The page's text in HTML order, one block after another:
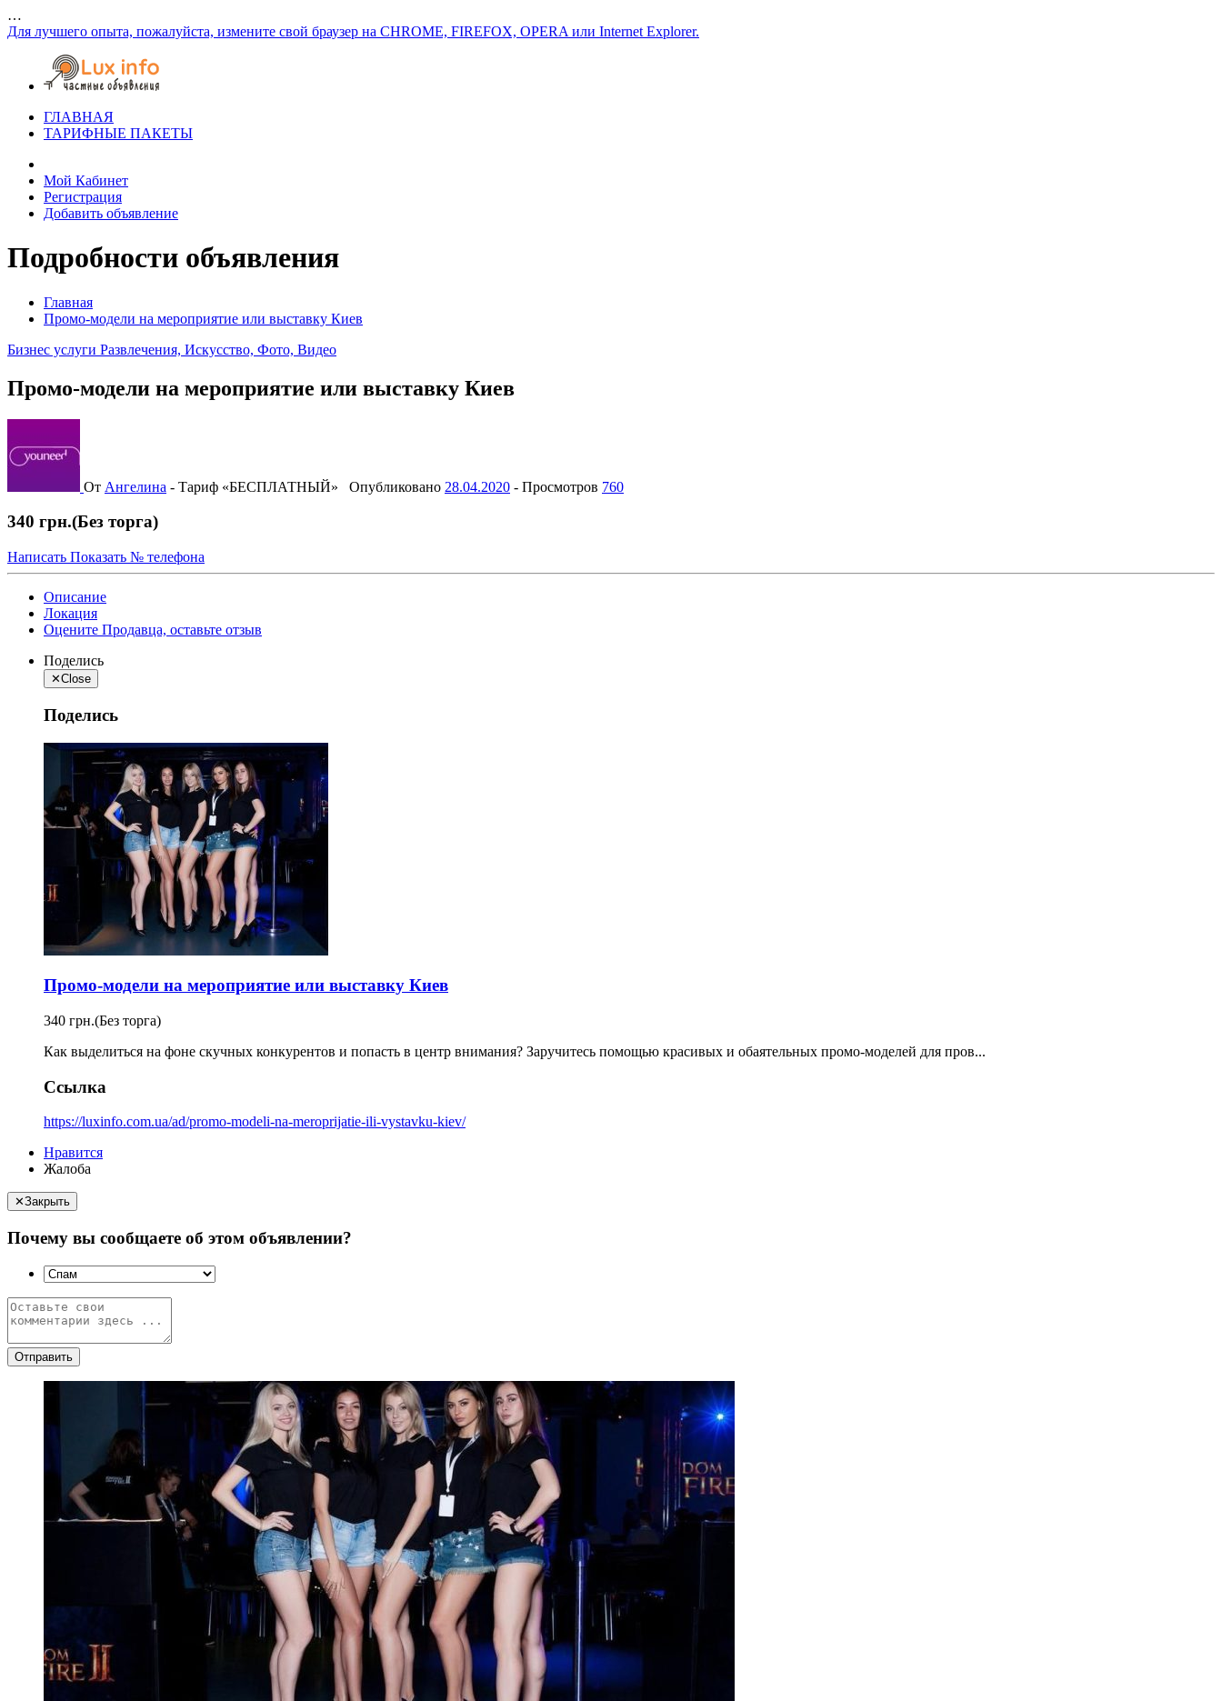
…
Для лучшего опыта, пожалуйста, измените свой браузер на CHROME, FIREFOX, OPERA или Internet Explorer.
ГЛАВНАЯ
ТАРИФНЫЕ ПАКЕТЫ
Мой Кабинет
Регистрация
Добавить объявление
Подробности объявления
Главная
Промо-модели на мероприятие или выставку Киев
Бизнес услуги Развлечения, Искусство, Фото, Видео
Промо-модели на мероприятие или выставку Киев
От Ангелина - Тариф «БЕСПЛАТНЫЙ» Опубликовано 28.04.2020 - Просмотров 760
340 грн.(Без торга)
Написать Показать № телефона
Описание
Локация
Оцените Продавца, оставьте отзыв
Поделись
✕Close
Поделись
Промо-модели на мероприятие или выставку Киев
340 грн.(Без торга)
Как выделиться на фоне скучных конкурентов и попасть в центр внимания? Заручитесь помощью красивых и обаятельных промо-моделей для пров...
Ссылка
https://luxinfo.com.ua/ad/promo-modeli-na-meroprijatie-ili-vystavku-kiev/
Нравится
Жалоба
✕Закрыть
Почему вы сообщаете об этом объявлении?
Отправить